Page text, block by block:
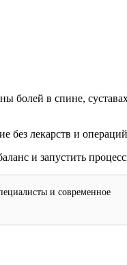
болей в спине,
без лекарств и
и запустить
и современное